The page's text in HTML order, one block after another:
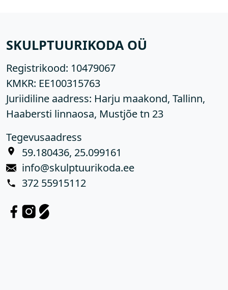
SKULPTUURIKODA OÜ
Registrikood: 10479067
KMKR: EE100315763
Juriidiline aadress: Harju maakond, Tallinn,
Haabersti linnaosa, Mustjõe tn 23
Tegevusaadress
59.180436, 25.099161
info@skulptuurikoda.ee
372 55915112